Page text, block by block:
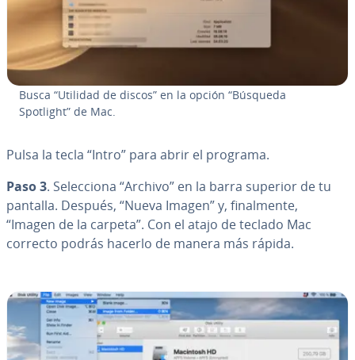
Busca “Utilidad de discos” en la opción “Búsqueda
Spotlight” de Mac.
Pulsa la tecla “Intro” para abrir el programa.
Paso 3. Se­le­c­cio­na “Archivo” en la barra superior de tu
pantalla. Después, “Nueva Imagen” y, fi­na­l­me­n­te,
“Imagen de la carpeta”. Con el atajo de teclado Mac
correcto podrás hacerlo de manera más rápida.